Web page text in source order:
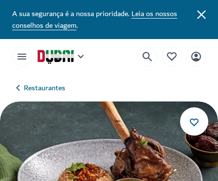
A sua segurança é a nossa prioridade.Leia os nossos
conselhos de viagem.
Restaurantes